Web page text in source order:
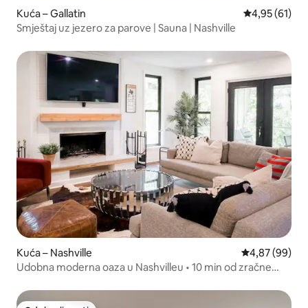
Kuća – Gallatin Prosječna
4,95 (61)
Smještaj uz jezero za parove | Sauna | Nashville
Kuća – Nashville Prosječna
4,87 (99)
Udobna moderna oaza u Nashvilleu • 10 min od zračne